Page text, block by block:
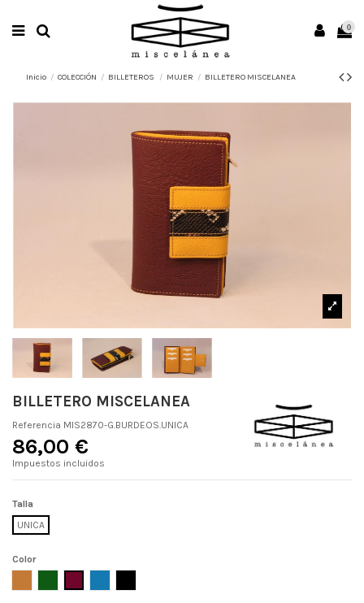
0
Inicio COLECCIÓN BILLETEROS MUJER BILLETERO MISCELANEA
BILLETERO MISCELANEA
Referencia MIS2870-G.BURDEOS.UNICA
86,00 €
Impuestos incluidos
Talla
UNICA
Color